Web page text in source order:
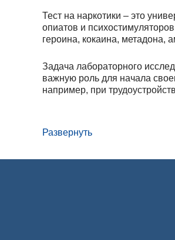
Тест на наркотики – это
опиатов и
героина, кокаина, метадона,
Задача лабораторного
важную роль для начала
например, при
Экспресс-тесты.
Развернуть